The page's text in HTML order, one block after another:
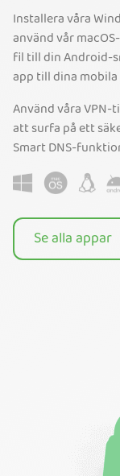
Installera våra
använd vår
fil till din Android-
app till dina
Använd våra
att surfa på ett
Smart DNS-
Se alla appar